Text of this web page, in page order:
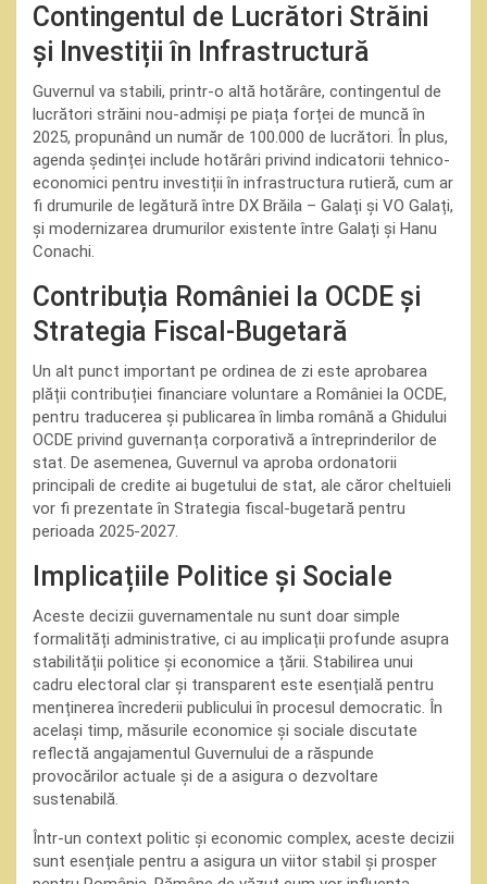
Contingentul de Lucrători Străini
și Investiții în Infrastructură
Guvernul va stabili, printr-o altă hotărâre, contingentul de
lucrători străini nou-admiși pe piața forței de muncă în
2025, propunând un număr de 100.000 de lucrători. În plus,
agenda ședinței include hotărâri privind indicatorii tehnico-
economici pentru investiții în infrastructura rutieră, cum ar
fi drumurile de legătură între DX Brăila – Galați și VO Galați,
și modernizarea drumurilor existente între Galați și Hanu
Conachi.
Contribuția României la OCDE și
Strategia Fiscal-Bugetară
Un alt punct important pe ordinea de zi este aprobarea
plății contribuției financiare voluntare a României la OCDE,
pentru traducerea și publicarea în limba română a Ghidului
OCDE privind guvernanța corporativă a întreprinderilor de
stat. De asemenea, Guvernul va aproba ordonatorii
principali de credite ai bugetului de stat, ale căror cheltuieli
vor fi prezentate în Strategia fiscal-bugetară pentru
perioada 2025-2027.
Implicațiile Politice și Sociale
Aceste decizii guvernamentale nu sunt doar simple
formalități administrative, ci au implicații profunde asupra
stabilității politice și economice a țării. Stabilirea unui
cadru electoral clar și transparent este esențială pentru
menținerea încrederii publicului în procesul democratic. În
același timp, măsurile economice și sociale discutate
reflectă angajamentul Guvernului de a răspunde
provocărilor actuale și de a asigura o dezvoltare
sustenabilă.
Într-un context politic și economic complex, aceste decizii
sunt esențiale pentru a asigura un viitor stabil și prosper